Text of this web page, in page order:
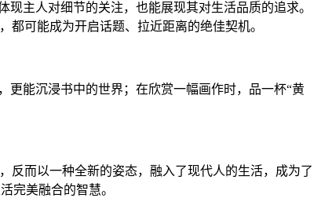
主人对细节的关注，也能展现其对生活品质的追求。
可能成为开启话题、拉近距离的绝佳契机。
更能沉浸书中的世界；在欣赏一幅画作时，品一杯“黄
反而以一种全新的姿态，融入了现代人的生活，成为了
完美融合的智慧。